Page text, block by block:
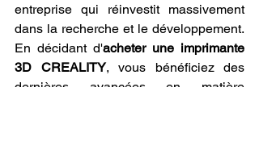
entreprise qui réinvestit massivement
dans la recherche et le développement.
En décidant d'acheter une imprimante
3D CREALITY, vous bénéficiez des
dernières avancées en matière